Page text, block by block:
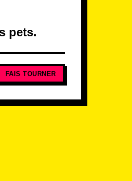
pets.
FAIS TOURNER